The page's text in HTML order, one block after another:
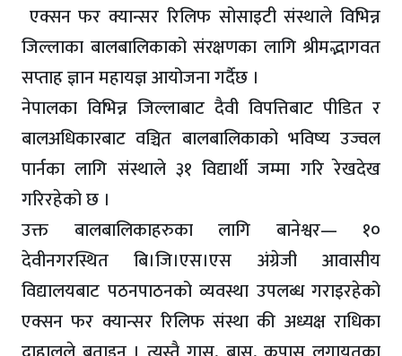
एक्सन फर क्यान्सर रिलिफ सोसाइटी संस्थाले विभिन्न
जिल्लाका बालबालिकाको संरक्षणका लागि श्रीमद्भागवत
सप्ताह ज्ञान महायज्ञ आयोजना गर्दैछ ।
नेपालका विभिन्न जिल्लाबाट दैवी विपत्तिबाट पीडित र
बालअधिकारबाट वञ्चित बालबालिकाको भविष्य उज्वल
पार्नका लागि संस्थाले ३१ विद्यार्थी जम्मा गरि रेखदेख
गरिरहेको छ ।
उक्त बालबालिकाहरुका लागि बानेश्वर— १०
देवीनगरस्थित बि।जि।एस।एस अंग्रेजी आवासीय
विद्यालयबाट पठनपाठनको व्यवस्था उपलब्ध गराइरहेको
एक्सन फर क्यान्सर रिलिफ संस्था की अध्यक्ष राधिका